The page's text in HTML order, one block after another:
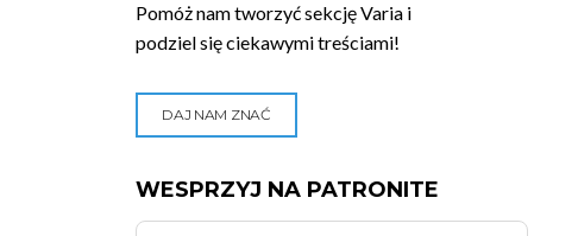
Pomóż nam tworzyć sekcję Varia i
podziel się ciekawymi treściami!
DAJ NAM ZNAĆ
WESPRZYJ NA PATRONITE